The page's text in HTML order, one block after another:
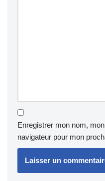
Enregistrer mon nom,
navigateur pour mon